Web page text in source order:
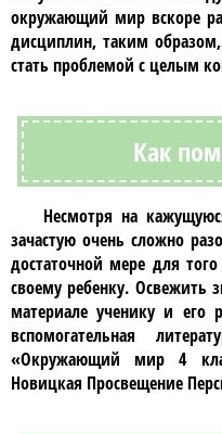
окружающий мирвскоре
дисциплин, таким
стать проблемой с целым
Как
Несмотря на
зачастую очень сложно
достаточной мере для
своему ребенку. Освежить
материале ученику и его
вспомогательная
«Окружающий мир 4
Новицкая Просвещение